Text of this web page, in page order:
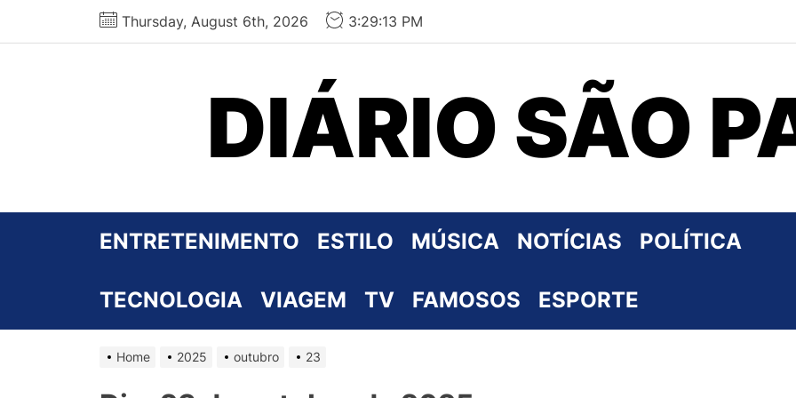
Thursday, August 6th, 2026 3:29:14 PM
DIÁRIO SÃO
ENTRETENIMENTO ESTILO MÚSICA NOTÍCIAS POLÍTICA
TECNOLOGIA VIAGEM TV FAMOSOS ESPORTE
Home 2025 outubro 23